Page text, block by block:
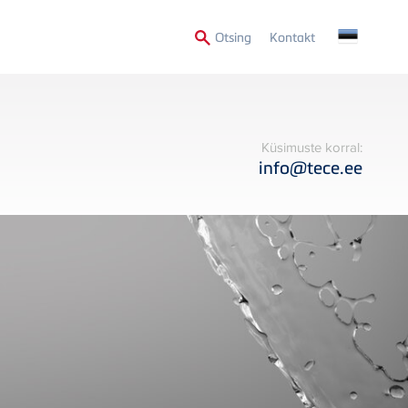
Otsing Secondary
Kontakt
Küsimuste korral:
info@tece.ee